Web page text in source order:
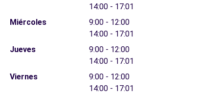
14:00 - 17:01
Miércoles
9:00 - 12:00
14:00 - 17:01
Jueves
9:00 - 12:00
14:00 - 17:01
Viernes
9:00 - 12:00
14:00 - 17:01